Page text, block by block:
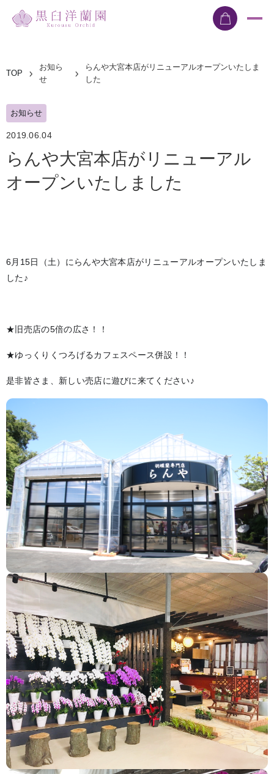
TOP
お知ら
せ
らんや大宮本店がリニューアルオープンいたしま
した
お知らせ
2019.06.04
らんや大宮本店がリニューアル
オープンいたしました
6月15日（土）にらんや大宮本店がリニューアルオープンいたしま
した♪
★旧売店の5倍の広さ！！
★ゆっくりくつろげるカフェスペース併設！！
是非皆さま、新しい売店に遊びに来てください♪